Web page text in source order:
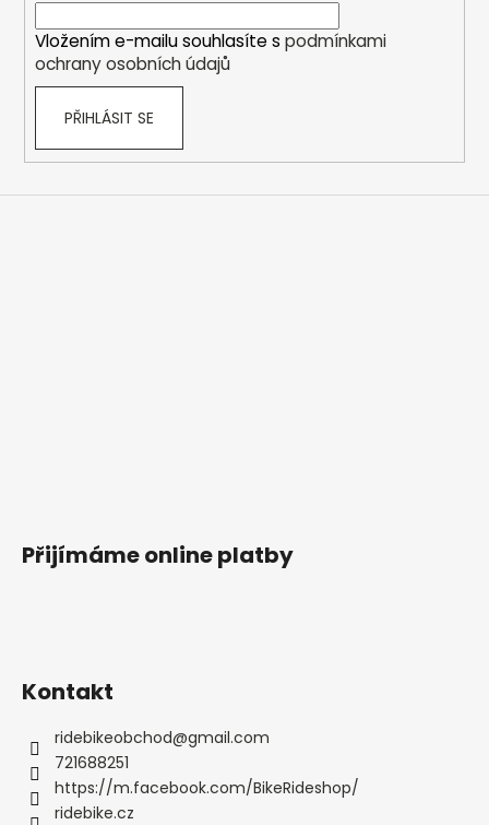
Vložením e-mailu souhlasíte s podmínkami
ochrany osobních údajů
PŘIHLÁSIT SE
Přijímáme online platby
Kontakt
ridebikeobchod@gmail.com
721688251
https://m.facebook.com/BikeRideshop/
ridebike.cz